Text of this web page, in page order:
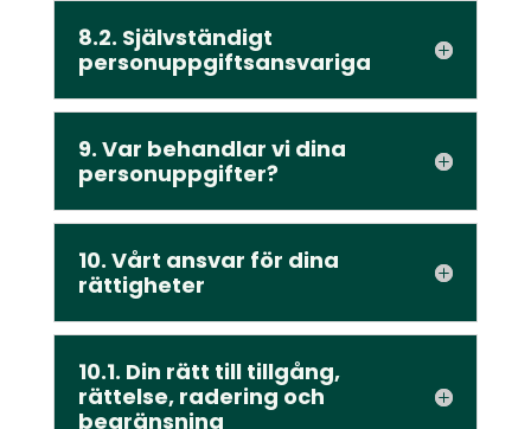
8.2. Självständigt
personuppgiftsansvariga
9. Var behandlar vi dina
personuppgifter?
10. Vårt ansvar för dina
rättigheter
10.1. Din rätt till tillgång,
rättelse, radering och
begränsning